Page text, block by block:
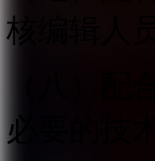
核编辑人
必要的技